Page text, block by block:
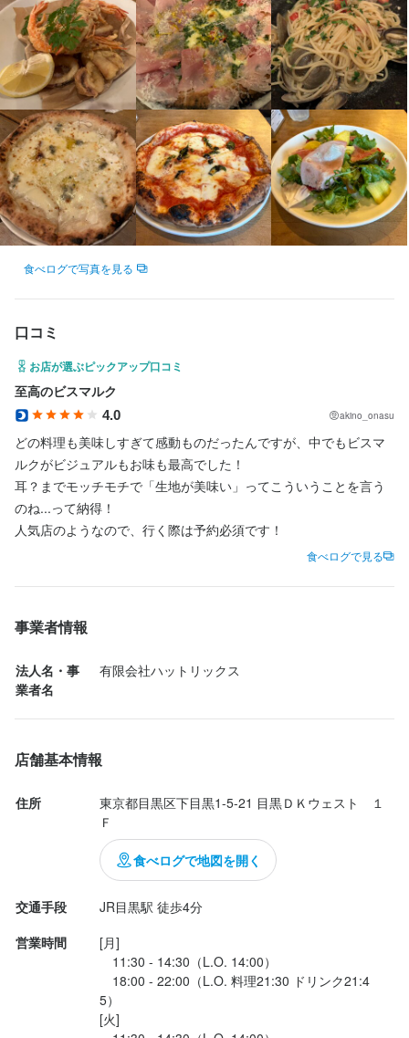
「子どもと一緒に喜んでくれて温かい気持ちになった」
そんな言葉を直接いただけることも、この仕事の魅力です。
人を喜ばせたい、心地よい時間を提供したい。
そんなサービスマインドをお持ちの方に向いている職場です。
【イタリアンメニューとワインも充実】
前菜からメイン、デザートまで幅広いメニューをご用意。
夜は厳選したイタリアワインとともに、カジュアルに食事を楽し
める雰囲気が好評です。
木の温もりを感じる落ち着いた店内で、
平日は会社員の方、週末はご家族連れのお客さまでにぎわってい
ます。
常連のお客さまに加え、口コミを見て来店される方も多く、年代
を問わず支持されています。
食べログで写真を見る
口コミ
お店が選ぶピックアップ口コミ
至高のビスマルク
4.0 akino_onasu
どの料理も美味しすぎて感動ものだったんですが、中でもビスマ
ルクがビジュアルもお味も最高でした！
耳？までモッチモチで「生地が美味い」ってこういうことを言う
のね...って納得！
人気店のようなので、行く際は予約必須です！
食べログで見る
事業者情報
法人名・事
業者名
有限会社ハットリックス
店舗基本情報
住所
東京都目黒区下目黒1-5-21 目黒ＤＫウェスト　１
Ｆ
食べログで地図を開く
交通手段
JR目黒駅 徒歩4分
営業時間
[月]
11:30 - 14:30（L.O. 14:00）
18:00 - 22:00（L.O. 料理21:30 ドリンク21:4
5）
[火]